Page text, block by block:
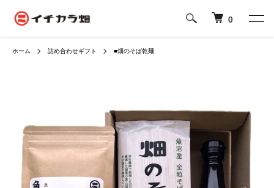
0
ホーム 詰め合わせギフト ■畑のそば乾麺